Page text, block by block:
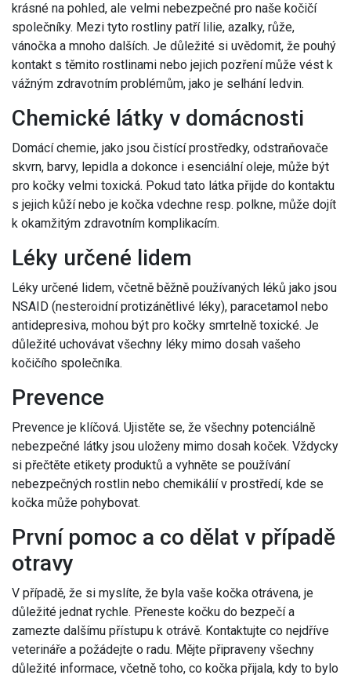
krásné na pohled, ale velmi nebezpečné pro naše kočičí
společníky. Mezi tyto rostliny patří lilie, azalky, růže,
vánočka a mnoho dalších. Je důležité si uvědomit, že pouhý
kontakt s těmito rostlinami nebo jejich pozření může vést k
vážným zdravotním problémům, jako je selhání ledvin.
Chemické látky v domácnosti
Domácí chemie, jako jsou čistící prostředky, odstraňovače
skvrn, barvy, lepidla a dokonce i esenciální oleje, může být
pro kočky velmi toxická. Pokud tato látka přijde do kontaktu
s jejich kůží nebo je kočka vdechne resp. polkne, může dojít
k okamžitým zdravotním komplikacím.
Léky určené lidem
Léky určené lidem, včetně běžně používaných léků jako jsou
NSAID (nesteroidní protizánětlivé léky), paracetamol nebo
antidepresiva, mohou být pro kočky smrtelně toxické. Je
důležité uchovávat všechny léky mimo dosah vašeho
kočičího společníka.
Prevence
Prevence je klíčová. Ujistěte se, že všechny potenciálně
nebezpečné látky jsou uloženy mimo dosah koček. Vždycky
si přečtěte etikety produktů a vyhněte se používání
nebezpečných rostlin nebo chemikálií v prostředí, kde se
kočka může pohybovat.
První pomoc a co dělat v případě
otravy
V případě, že si myslíte, že byla vaše kočka otrávena, je
důležité jednat rychle. Přeneste kočku do bezpečí a
zamezte dalšímu přístupu k otrávě. Kontaktujte co nejdříve
veterináře a požádejte o radu. Mějte připraveny všechny
důležité informace, včetně toho, co kočka přijala, kdy to bylo